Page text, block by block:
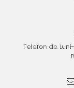
Telefon de